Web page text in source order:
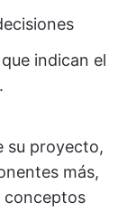
que indican el
su proyecto,
más,
conceptos